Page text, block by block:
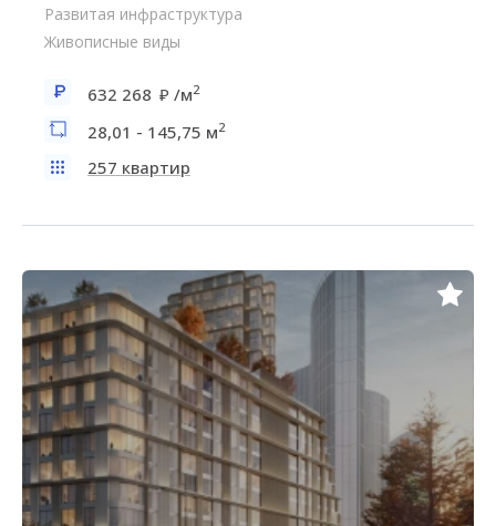
Развитая инфраструктура
Живописные виды
632 268 /м2
28,01 - 145,75 м2
257 квартир